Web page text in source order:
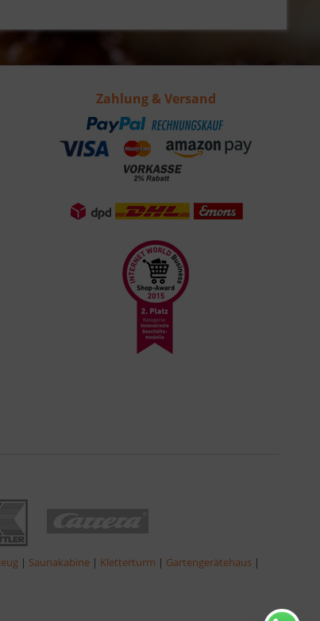
Zahlung & Versand
| Saunakabine | Kletterturm | Gartengerätehaus |